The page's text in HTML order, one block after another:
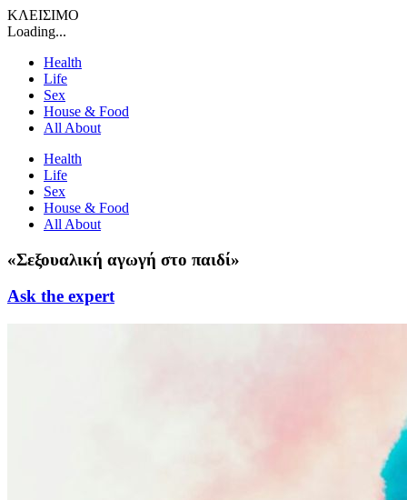
ΚΛΕΙΣΙΜΟ
Loading...
Health
Life
Sex
House & Food
All About
Health
Life
Sex
House & Food
All About
«Σεξουαλική αγωγή στο παιδί»
Ask the expert